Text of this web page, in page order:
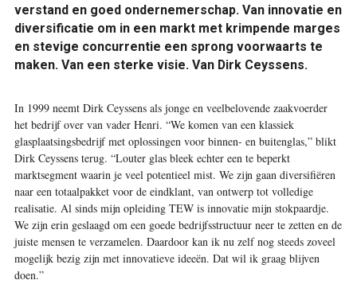
verstand en goed ondernemerschap. Van innovatie en
diversificatie om in een markt met krimpende marges
en stevige concurrentie een sprong voorwaarts te
maken. Van een sterke visie. Van Dirk Ceyssens.
In 1999 neemt Dirk Ceyssens als jonge en veelbelovende zaakvoerder
het bedrijf over van vader Henri. “We komen van een klassiek
glasplaatsingsbedrijf met oplossingen voor binnen- en buitenglas,” blikt
Dirk Ceyssens terug. “Louter glas bleek echter een te beperkt
marktsegment waarin je veel potentieel mist. We zijn gaan diversifiëren
naar een totaalpakket voor de eindklant, van ontwerp tot volledige
realisatie. Al sinds mijn opleiding TEW is innovatie mijn stokpaardje.
We zijn erin geslaagd om een goede bedrijfsstructuur neer te zetten en de
juiste mensen te verzamelen. Daardoor kan ik nu zelf nog steeds zoveel
mogelijk bezig zijn met innovatieve ideeën. Dat wil ik graag blijven
doen.”